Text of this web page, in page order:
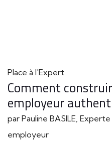
Place à l'Expert
Comment
employeur
par Pauline BASILE,
employeur